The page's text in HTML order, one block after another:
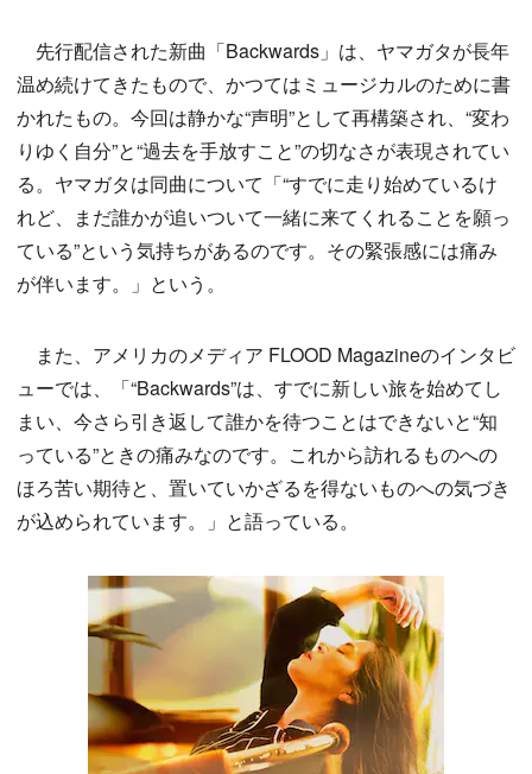
先行配信された新曲「Backwards」は、ヤマガタが長年
温め続けてきたもので、かつてはミュージカルのために書
かれたもの。今回は静かな“声明”として再構築され、“変わ
りゆく自分”と“過去を手放すこと”の切なさが表現されてい
る。ヤマガタは同曲について「“すでに走り始めているけ
れど、まだ誰かが追いついて一緒に来てくれることを願っ
ている”という気持ちがあるのです。その緊張感には痛み
が伴います。」という。
また、アメリカのメディア FLOOD Magazineのインタビ
ューでは、「“Backwards”は、すでに新しい旅を始めてし
まい、今さら引き返して誰かを待つことはできないと“知
っている”ときの痛みなのです。これから訪れるものへの
ほろ苦い期待と、置いていかざるを得ないものへの気づき
が込められています。」と語っている。